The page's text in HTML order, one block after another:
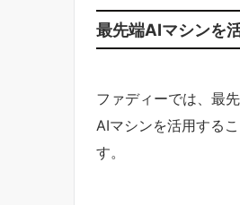
最先端AIマシンを
ファディーでは、最
AIマシンを活用するこ
す。